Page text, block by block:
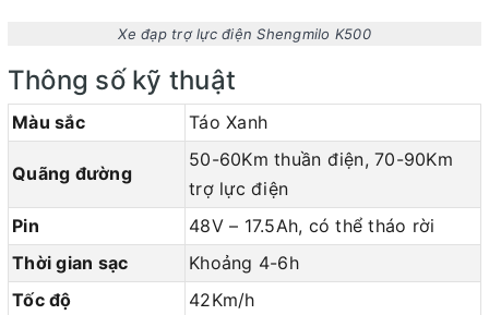
Xe đạp trợ lực điện Shengmilo K500
Thông số kỹ thuật
Màu sắc Táo Xanh
Quãng đường
50-60Km thuần điện, 70-90Km
trợ lực điện
Pin
48V – 17.5Ah, có thể tháo rời
Thời gian sạc
Khoảng 4-6h
Tốc độ
42Km/h